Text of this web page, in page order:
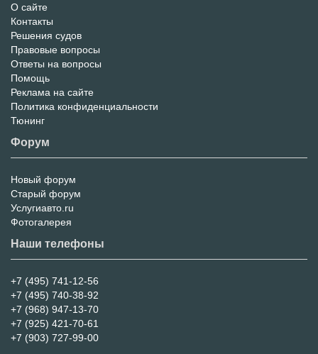
О сайте
Контакты
Решения судов
Правовые вопросы
Ответы на вопросы
Помощь
Реклама на сайте
Политика конфиденциальности
Тюнинг
Форум
Форум
Новый форум
Старый форум
Услугиавто.ru
Фотогалерея
Наши телефоны
+7 (495) 741-12-56
+7 (495) 740-38-92
+7 (968) 947-13-70
+7 (925) 421-70-61
+7 (903) 727-99-00